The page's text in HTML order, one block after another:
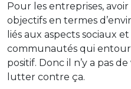
Pour les entreprises,
objectifs en termes
liés aux aspects sociaux
communautés qui
positif. Donc il n’y a pas
lutter contre ça.